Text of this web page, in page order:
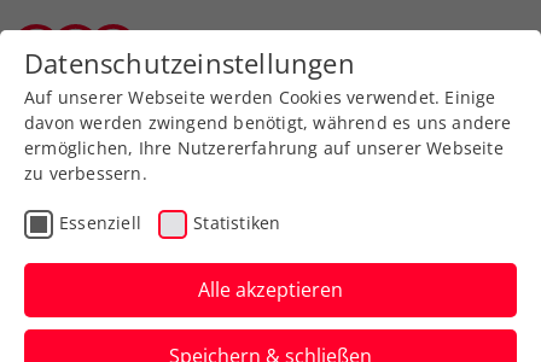
Zurück zur Newsübersicht
Turniere
ATP/WTA Rom:
Angeschlagene Grabher
kämpft sich in die 2.
Datenschutzeinstellungen
Auf unserer Webseite werden Cookies verwendet. Einige
davon werden zwingend benötigt, während es uns andere
ermöglichen, Ihre Nutzererfahrung auf unserer Webseite
zu verbessern.
Essenziell Statistiken
Alle akzeptieren
Speichern & schließen